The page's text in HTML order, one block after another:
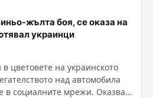
жълта боя, се оказа на
украинци
цветовете на украинското
над автомобила
мрежи. Оказва